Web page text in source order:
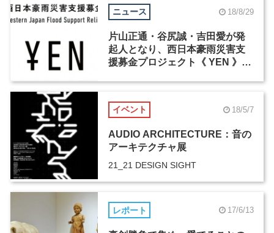
ニュース 18/8/29
片山正通・谷尻誠・吉田愛が発
起人となり、西日本豪雨災害支
援募金プロジェクト《 YEN 》が
イベント 18/5/7
AUDIO ARCHITECTURE：音の
アーキテクチャ展
21_21 DESIGN SIGHT
レポート 17/6/13